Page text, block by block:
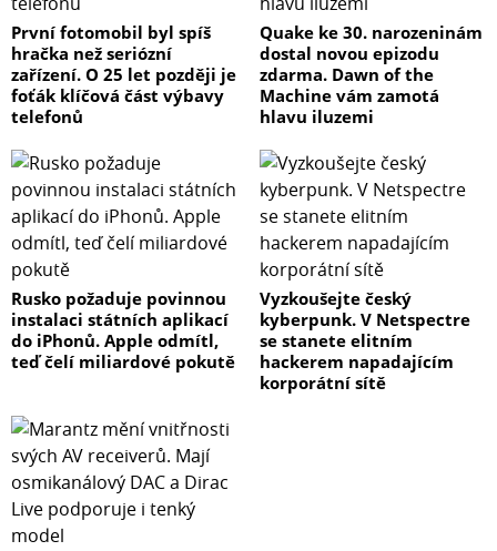
První fotomobil byl spíš
hračka než seriózní
zařízení. O 25 let později je
foťák klíčová část výbavy
telefonů
Quake ke 30. narozeninám
dostal novou epizodu
zdarma. Dawn of the
Machine vám zamotá
hlavu iluzemi
Rusko požaduje povinnou
instalaci státních aplikací
do iPhonů. Apple odmítl,
teď čelí miliardové pokutě
Vyzkoušejte český
kyberpunk. V Netspectre
se stanete elitním
hackerem napadajícím
korporátní sítě